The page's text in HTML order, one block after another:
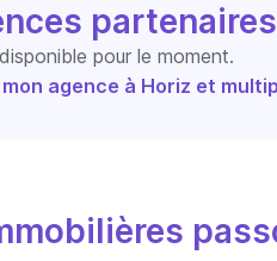
partenaires
pour le moment.
agence à Horiz et